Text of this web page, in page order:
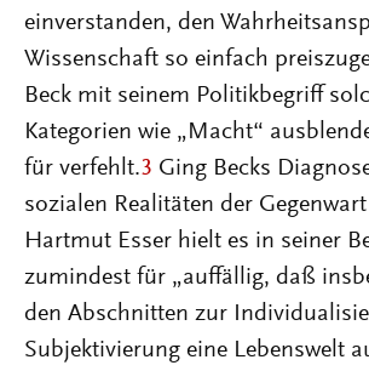
einverstanden, den
Wissenschaft so einfach
Beck mit seinem Politikbegriff
Kategorien wie „Macht“
für verfehlt.3 Ging Becks
sozialen Realitäten der
Hartmut Esser hielt es in seiner
zumindest für „auffällig, daß
den Abschnitten zur
Subjektivierung eine Lebenswelt